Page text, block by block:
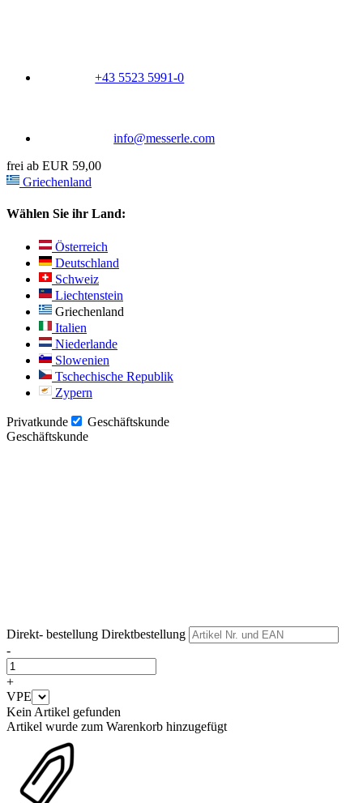
+43 5523 5991-0
info@messerle.com
frei ab EUR 59,00
Griechenland
Wählen Sie ihr Land:
Österreich
Deutschland
Schweiz
Liechtenstein
Griechenland
Italien
Niederlande
Slowenien
Tschechische Republik
Zypern
Privatkunde
Geschäftskunde
Geschäftskunde
Direkt- bestellung Direktbestellung
-
+
VPE
Kein Artikel gefunden
Artikel wurde zum Warenkorb hinzugefügt